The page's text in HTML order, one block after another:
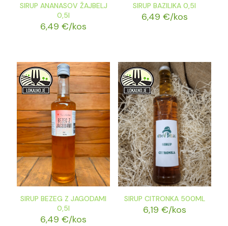
SIRUP ANANASOV ŽAJBELJ
0,5l
6,49€/kos
SIRUP BAZILIKA 0,5l
6,49 €/kos
SIRUP BEZEG Z JAGODAMI
0,5l
6,49€/kos
SIRUP CITRONKA 500ML
6,19 €/kos